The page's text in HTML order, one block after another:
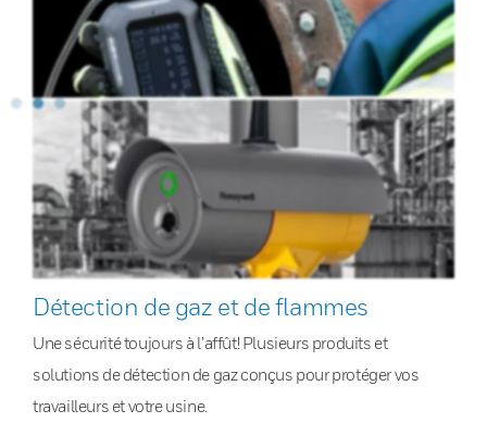
Détection de gaz et de flammes
Une sécurité toujours à l’affût! Plusieurs produits et
solutions de détection de gaz conçus pour protéger vos
travailleurs et votre usine.